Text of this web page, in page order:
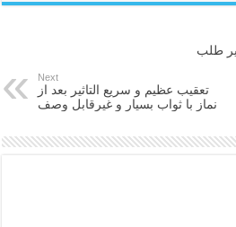
طلب
Next
تعقیب عظیم و سریع التاثیر بعد از
نماز با ثواب بسیار و غیرقابل وصف